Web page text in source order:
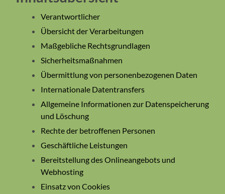
Verantwortlicher
Übersicht der Verarbeitungen
Maßgebliche Rechtsgrundlagen
Sicherheitsmaßnahmen
Übermittlung von personenbezogenen Daten
Internationale Datentransfers
Allgemeine Informationen zur Datenspeicherung
und Löschung
Rechte der betroffenen Personen
Geschäftliche Leistungen
Bereitstellung des Onlineangebots und
Webhosting
Einsatz von Cookies